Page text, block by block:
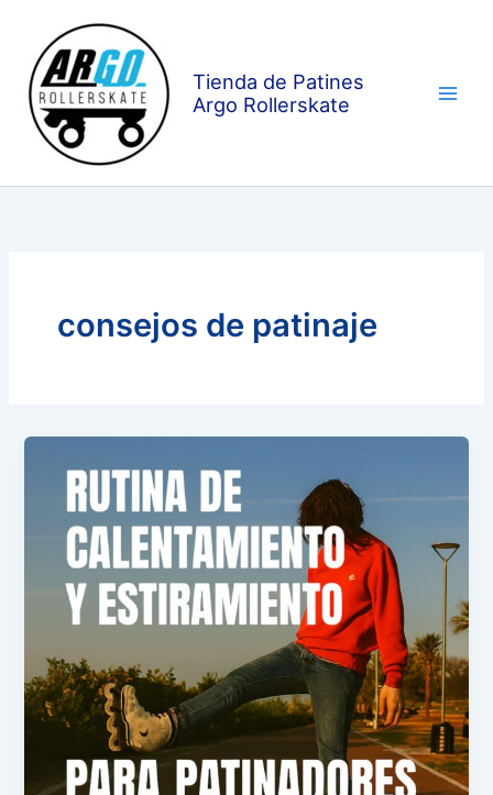
contenido
Tienda de Patines
Argo Rollerskate
consejos de patinaje